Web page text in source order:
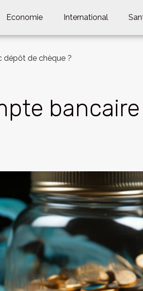
Economie International
dépôt de chèque ?